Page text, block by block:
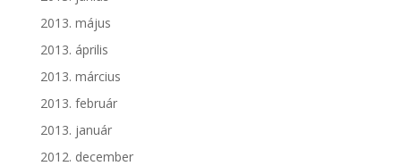
2013. május
2013. április
2013. március
2013. február
2013. január
2012. december